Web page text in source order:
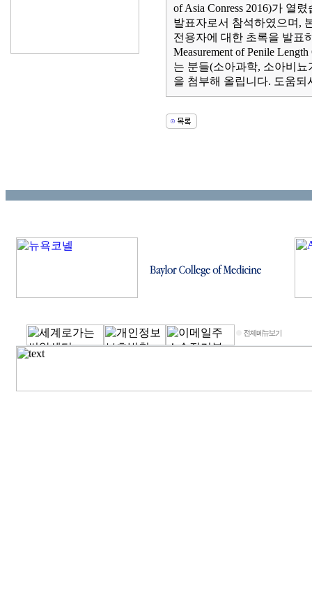
of Asia Conress 2016)가 열
발표자로서 참석하였으며,
전용자에 대한 초록을 발표
Measurement of Penile
는 분들(소아과학, 소아비
을 첨부해 올립니다. 도움